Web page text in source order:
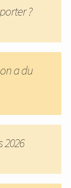
?
a du
2026